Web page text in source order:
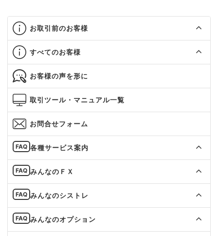
お取引前のお客様
すべてのお客様
お客様の声を形に
取引ツール・マニュアル一覧
お問合せフォーム
各種サービス案内
みんなのＦＸ
みんなのシストレ
みんなのオプション